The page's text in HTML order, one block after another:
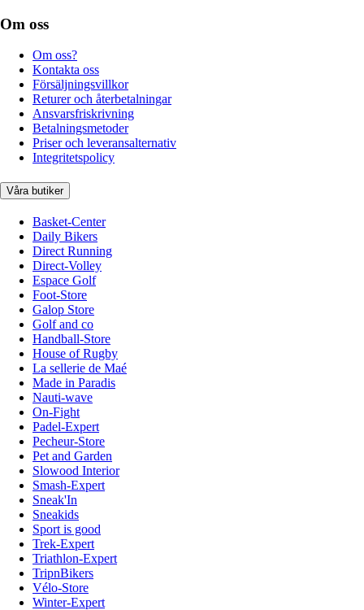
Om oss
Om oss?
Kontakta oss
Försäljningsvillkor
Returer och återbetalningar
Ansvarsfriskrivning
Betalningsmetoder
Priser och leveransalternativ
Integritetspolicy
Våra butiker
Basket-Center
Daily Bikers
Direct Running
Direct-Volley
Espace Golf
Foot-Store
Galop Store
Golf and co
Handball-Store
House of Rugby
La sellerie de Maé
Made in Paradis
Nauti-wave
On-Fight
Padel-Expert
Pecheur-Store
Pet and Garden
Slowood Interior
Smash-Expert
Sneak'In
Sneakids
Sport is good
Trek-Expert
Triathlon-Expert
TripnBikers
Vélo-Store
Winter-Expert